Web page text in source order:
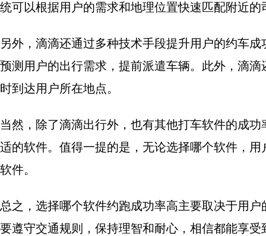
统可以根据用户的需求和地理位置快速匹配附近
另外，滴滴还通过多种技术手段提升用户的约车
预测用户的出行需求，提前派遣车辆。此外，滴
时到达用户所在地点。
当然，除了滴滴出行外，也有其他打车软件的成
适的软件。值得一提的是，无论选择哪个软件，
软件。
总之，选择哪个软件约跑成功率高主要取决于用
要遵守交通规则，保持理智和耐心，相信都能享